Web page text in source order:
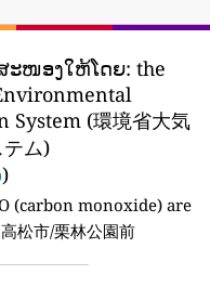
ະໜອງໃຫ້ໂດຍ: the
System (環境省大気
ム)
)
(carbon monoxide) are
高松市/栗林公園前